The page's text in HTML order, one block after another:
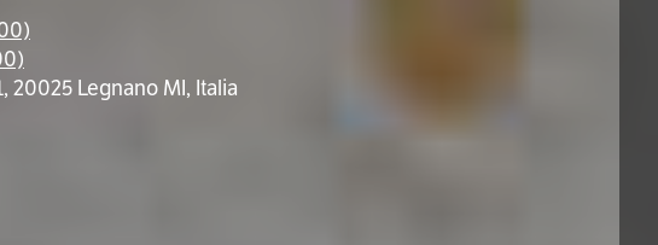
20025 Legnano MI, Italia